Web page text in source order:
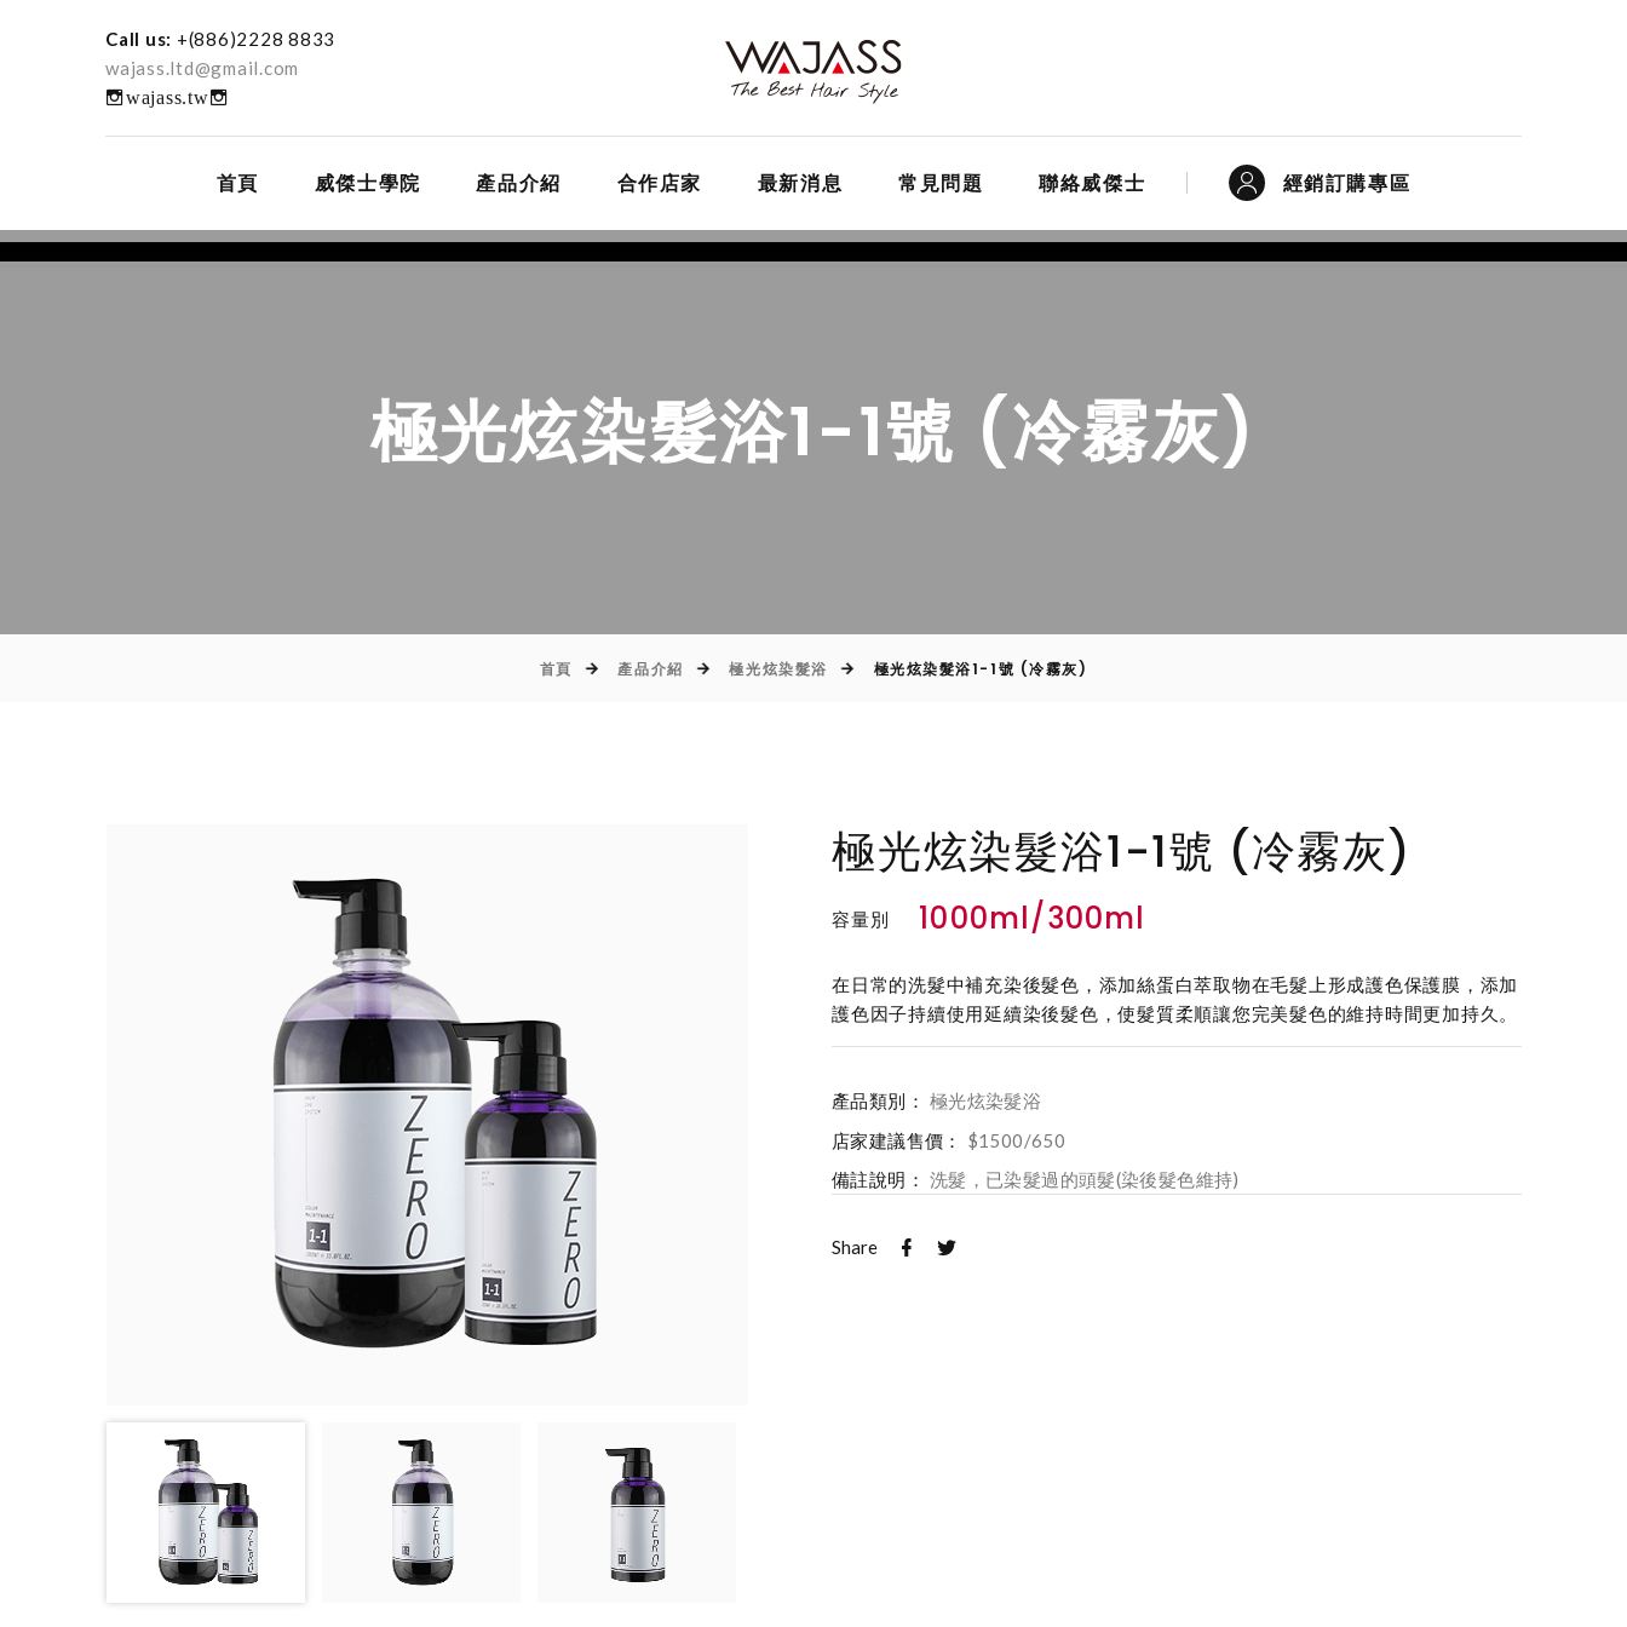
Call us: +(886)2228 8833
wajass.ltd@gmail.com
wajass.tw
首頁 威傑士學院 產品介紹 合作店家 最新消息 常見問題 聯絡威傑士 經銷訂購專區
極光炫染髮浴1-1號 (冷霧灰)
首頁 產品介紹 極光炫染髮浴 極光炫染髮浴1-1號 (冷霧灰)
極光炫染髮浴1-1號 (冷霧灰)
容量別 1000ml/300ml
在日常的洗髮中補充染後髮色，添加絲蛋白萃取物在毛髮上形成護色保護膜，添加
護色因子持續使用延續染後髮色，使髮質柔順讓您完美髮色的維持時間更加持久。
產品類別： 極光炫染髮浴
店家建議售價：
$1500/650
備註說明： 洗髮，已染髮過的頭髮(染後髮色維持)
Share